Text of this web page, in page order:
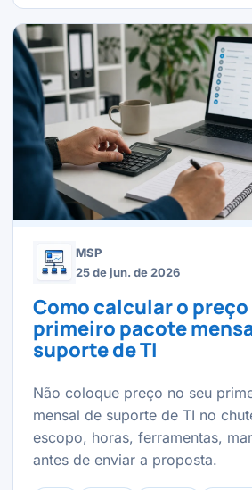
MSP
25 de jun. de 2026
Como calcular o preço
primeiro pacote
suporte de TI
Não coloque preço no seu
mensal de suporte de TI no
escopo, horas, ferramentas,
antes de enviar a proposta.